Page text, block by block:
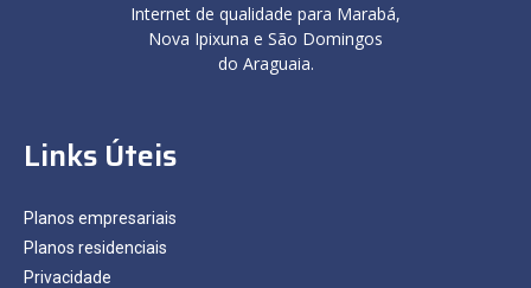
Internet de qualidade para Marabá,
Nova Ipixuna e São Domingos
do Araguaia.
Links Úteis
Planos empresariais
Planos residenciais
Privacidade